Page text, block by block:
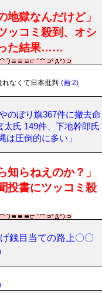
地獄なんだけど」
ッコミ殺到、オシ
た結果……
なくて日本批判 (画:2)
のぼり旗367件に撤去命
氏 149件、下地幹郎氏
圧倒的に多い」
知らねえのか？」
投書にツッコミ殺
銭目当ての路上〇〇